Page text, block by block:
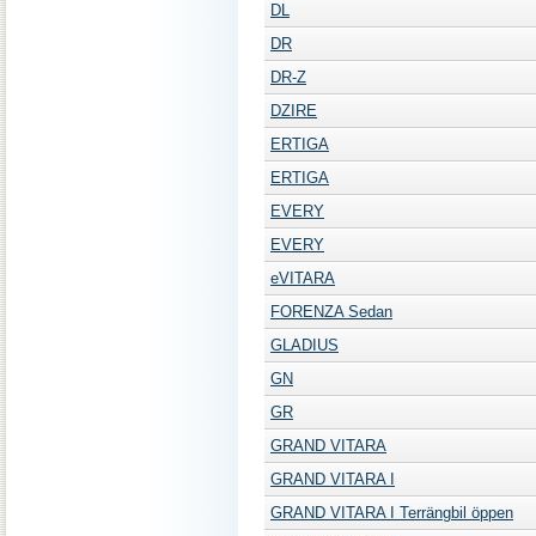
DL
DR
DR-Z
DZIRE
ERTIGA
ERTIGA
EVERY
EVERY
eVITARA
FORENZA Sedan
GLADIUS
GN
GR
GRAND VITARA
GRAND VITARA I
GRAND VITARA I Terrängbil öppen